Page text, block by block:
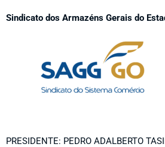
Sindicato dos Armazéns Gerais do
PRESIDENTE: PEDRO ADALBERTO